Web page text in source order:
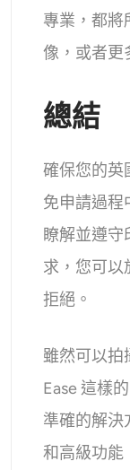
專業，都將
像，或者更
總結
確保您的英
免申請過程
瞭解並遵守
求，您可以
拒絕。
雖然可以拍
Ease 這樣
準確的解決
和高級功能